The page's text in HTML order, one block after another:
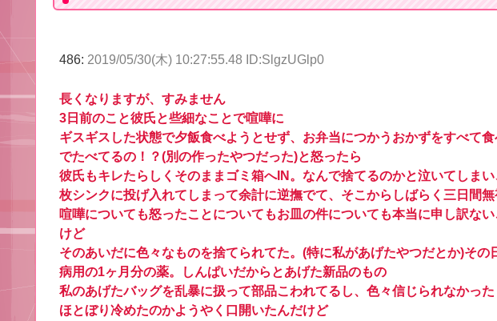
486: 2019/05/30(木) 10:27:55.48 ID:SlgzUGlp0
長くなりますが、すみません
3日前のこと彼氏と些細なことで喧嘩に
ギスギスした状態で夕飯食べようとせず、お弁当につかうおかずをすべて
でたべてるの！？(別の作ったやつだった)と怒ったら
彼氏もキレたらしくそのままゴミ箱へIN。なんで捨てるのかと泣いてしま
枚シンクに投げ入れてしまって余計に逆撫でて、そこからしばらく三日間
喧嘩についても怒ったことについてもお皿の件についても本当に申し訳な
けど
そのあいだに色々なものを捨てられてた。(特に私があげたやつだとか)そ
病用の1ヶ月分の薬。しんぱいだからとあげた新品のもの
私のあげたバッグを乱暴に扱って部品こわれてるし、色々信じられなかった
ほとぼり冷めたのかようやく口開いたんだけど